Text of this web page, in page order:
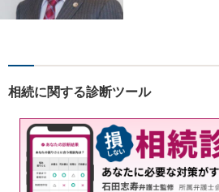
地域の皆様に寄り
り身近な法的サー
します。
相続に関する診断ツール